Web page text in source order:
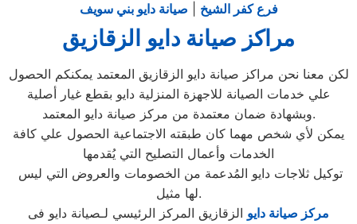
فرع كفر الشيخ
صيانة دايو بني سويف
مراكز صيانة دايو الزقازيق
لكن معنا نحن مراكز صيانة دايو الزقازيق المعتمد يمكنكم الحصول
علي خدمات الصيانة للاجهزة المنزلية دايو بقطع غيار أصلية
وبشهادة ضمان معتمدة من مركز صيانة دايو المعتمد.
يمكن لأي شخص مهما كان طبقته الاجتماعية الحصول علي كافة
الخدمات وأعمال التصليح التي يُقدمها
لها مثيل.
مركز صيانة دايو الزقازيق المركز الرئيسي لـصيانة دايو فى